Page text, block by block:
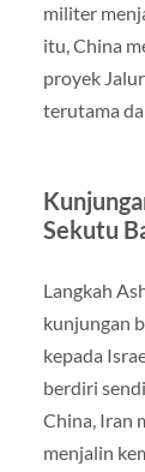
militer
itu, China
proyek
terutama
Sekutu
Langkah
kunjungan
kepada
berdiri
China, Iran
menjalin